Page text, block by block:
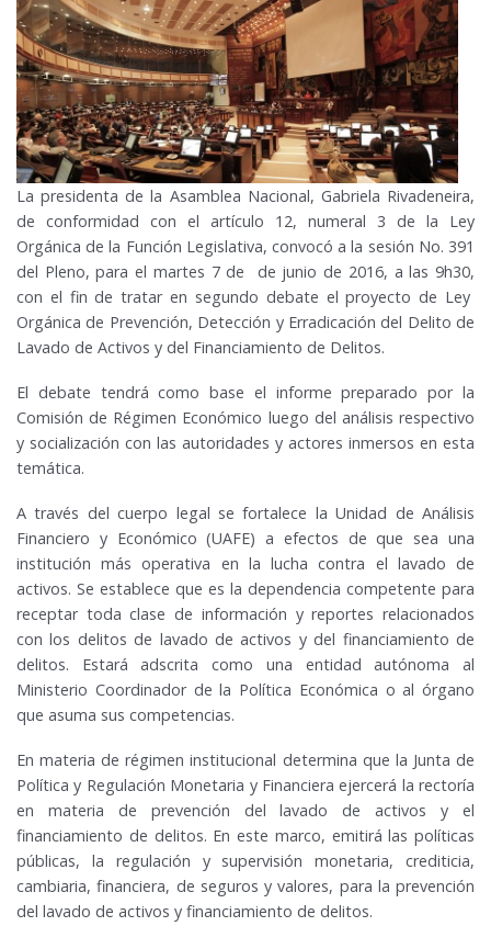
La presidenta de la Asamblea Nacional, Gabriela Rivadeneira,
de conformidad con el artículo 12, numeral 3 de la Ley
Orgánica de la Función Legislativa, convocó a la sesión No. 391
del Pleno, para el martes 7 de de junio de 2016, a las 9h30,
con el fin de tratar en segundo debate el proyecto de Ley
Orgánica de Prevención, Detección y Erradicación del Delito de
Lavado de Activos y del Financiamiento de Delitos.
El debate tendrá como base el informe preparado por la
Comisión de Régimen Económico luego del análisis respectivo
y socialización con las autoridades y actores inmersos en esta
temática.
A través del cuerpo legal se fortalece la Unidad de Análisis
Financiero y Económico (UAFE) a efectos de que sea una
institución más operativa en la lucha contra el lavado de
activos. Se establece que es la dependencia competente para
receptar toda clase de información y reportes relacionados
con los delitos de lavado de activos y del financiamiento de
delitos. Estará adscrita como una entidad autónoma al
Ministerio Coordinador de la Política Económica o al órgano
que asuma sus competencias.
En materia de régimen institucional determina que la Junta de
Política y Regulación Monetaria y Financiera ejercerá la rectoría
en materia de prevención del lavado de activos y el
financiamiento de delitos. En este marco, emitirá las políticas
públicas, la regulación y supervisión monetaria, crediticia,
cambiaria, financiera, de seguros y valores, para la prevención
del lavado de activos y financiamiento de delitos.